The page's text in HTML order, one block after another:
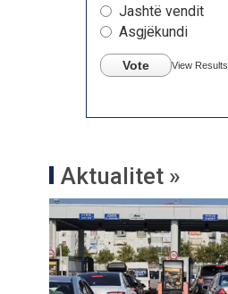
Jashtë vendit
Asgjëkundi
Vote View Results
Aktualitet »